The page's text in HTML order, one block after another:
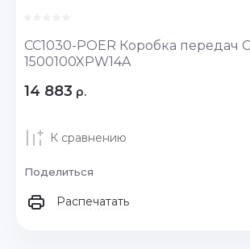
CC1030-POER Коробка передач
1500100XPW14A
14 883 р.
К сравнению
Поделиться
Распечатать